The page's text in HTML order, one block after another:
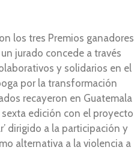
los tres Premios ganadores
un jurado concede a través
y solidarios en el
por la transformación
recayeron en Guatemala
edición con el proyecto
dirigido a la participación y
alternativa a la violencia a